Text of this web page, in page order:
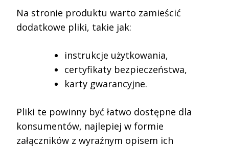
Na stronie produktu warto zamieścić
dodatkowe pliki, takie jak:
instrukcje użytkowania,
certyfikaty bezpieczeństwa,
karty gwarancyjne.
Pliki te powinny być łatwo dostępne dla
konsumentów, najlepiej w formie
załączników z wyraźnym opisem ich